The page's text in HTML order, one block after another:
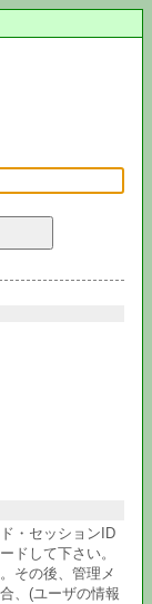
・セッションID
ドして下さい。
その後、管理メ
、(ユーザの情報